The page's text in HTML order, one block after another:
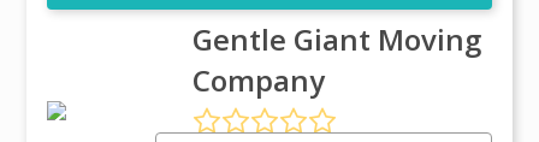
Gentle Giant Moving
Company